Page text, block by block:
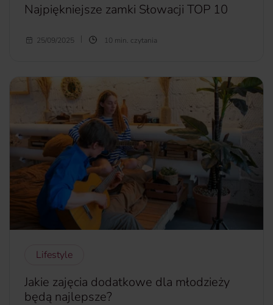
Najpiękniejsze zamki Słowacji TOP 10
Zamki, ruiny, warownie to miejsca, które kryją nie tylko
czas na nowe odkrycia, Słowacja czeka na Ciebie. Kraj ten,
pełen majestatycznych fortec, wznosi się w malowniczym
krajobrazie Karpat i zaprasza każdego miłośnika historii. W
tym artykule przedstawiamy 10 zamków, które nie tylko
urzekają swoją architekturą, ale także opowiadają
fascynujące historie. Gotowy na podróż w czasie?
Zapraszamy do odkrycia najpiękniejszych zamków Słowacji.
więcej...
25/09/2025 10 min. czytania
Lifestyle
Jakie zajęcia dodatkowe dla młodzieży
będą najlepsze?